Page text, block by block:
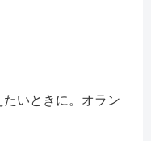
いときに。オラン